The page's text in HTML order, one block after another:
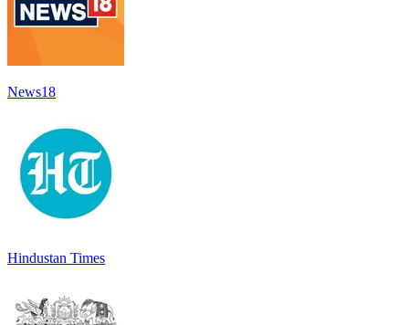
News18
Hindustan Times